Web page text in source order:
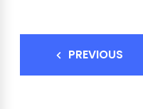
PREVIOUS